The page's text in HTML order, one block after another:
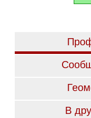
В